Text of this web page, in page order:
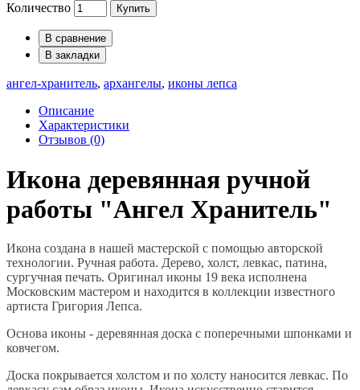
Количество
Купить
В сравнение
В закладки
ангел-хранитель, архангелы, иконы лепса
Описание
Характеристики
Отзывов (0)
Икона деревянная ручной
работы "Ангел Хранитель"
Икона создана в нашей мастерской с помощью авторской
технологии. Ручная работа. Дерево, холст, левкас, патина,
сургучная печать. Оригинал иконы 19 века исполнена
Московским мастером и находится в коллекции известного
артиста Григория Лепса.
Основа иконы - деревянная доска с поперечными шпонками и
ковчегом.
Доска покрывается холстом и по холсту наносится левкас. По